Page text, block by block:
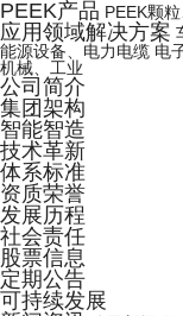
PEEK产品 PEEK颗
应用领域解决方案
能源设备、电力电缆 电
机械、工业
公司简介
集团架构
智能智造
技术革新
体系标准
资质荣誉
发展历程
社会责任
股票信息
定期公告
可持续发展